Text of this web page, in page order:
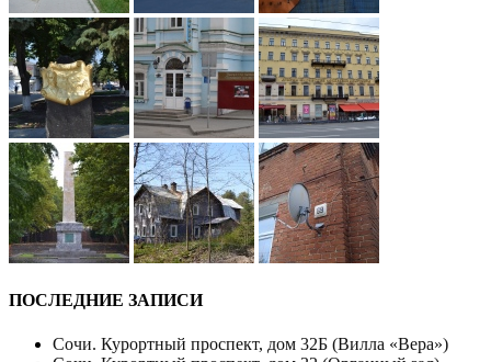
ПОСЛЕДНИЕ ЗАПИСИ
Сочи. Курортный проспект, дом 32Б (Вилла «Вера»)